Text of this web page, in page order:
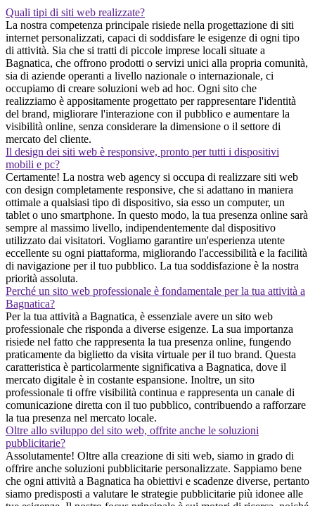
Quali tipi di siti web realizzate?
La nostra competenza principale risiede nella progettazione di siti
internet personalizzati, capaci di soddisfare le esigenze di ogni tipo
di attività. Sia che si tratti di piccole imprese locali situate a
Bagnatica, che offrono prodotti o servizi unici alla propria comunità,
sia di aziende operanti a livello nazionale o internazionale, ci
occupiamo di creare soluzioni web ad hoc. Ogni sito che
realizziamo è appositamente progettato per rappresentare l'identità
del brand, migliorare l'interazione con il pubblico e aumentare la
visibilità online, senza considerare la dimensione o il settore di
mercato del cliente.
Il design dei siti web è responsive, pronto per tutti i dispositivi
mobili e pc?
Certamente! La nostra web agency si occupa di realizzare siti web
con design completamente responsive, che si adattano in maniera
ottimale a qualsiasi tipo di dispositivo, sia esso un computer, un
tablet o uno smartphone. In questo modo, la tua presenza online sarà
sempre al massimo livello, indipendentemente dal dispositivo
utilizzato dai visitatori. Vogliamo garantire un'esperienza utente
eccellente su ogni piattaforma, migliorando l'accessibilità e la facilità
di navigazione per il tuo pubblico. La tua soddisfazione è la nostra
priorità assoluta.
Perché un sito web professionale è fondamentale per la tua attività a
Bagnatica?
Per la tua attività a Bagnatica, è essenziale avere un sito web
professionale che risponda a diverse esigenze. La sua importanza
risiede nel fatto che rappresenta la tua presenza online, fungendo
praticamente da biglietto da visita virtuale per il tuo brand. Questa
caratteristica è particolarmente significativa a Bagnatica, dove il
mercato digitale è in costante espansione. Inoltre, un sito
professionale ti offre visibilità continua e rappresenta un canale di
comunicazione diretta con il tuo pubblico, contribuendo a rafforzare
la tua presenza nel mercato locale.
Oltre allo sviluppo del sito web, offrite anche le soluzioni
pubblicitarie?
Assolutamente! Oltre alla creazione di siti web, siamo in grado di
offrire anche soluzioni pubblicitarie personalizzate. Sappiamo bene
che ogni attività a Bagnatica ha obiettivi e scadenze diverse, pertanto
siamo predisposti a valutare le strategie pubblicitarie più idonee alle